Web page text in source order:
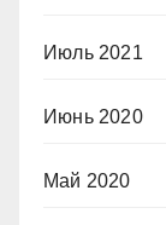
Июль 2021
Июнь 2020
Май 2020